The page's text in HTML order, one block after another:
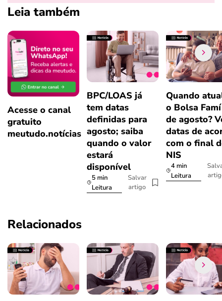
Leia também
Acesse o canal
gratuito
meutudo.notícias
BPC/LOAS já
tem datas
definidas para
agosto; saiba
quando o valor
estará
disponível
5 min
Leitura
Salvar
artigo
Quando
o Bolsa
de agosto?
datas de
com o final
NIS
4 min
Leitura
Relacionados